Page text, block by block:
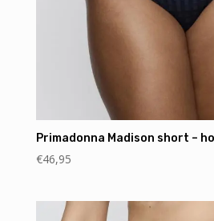
Primadonna Madison short –
€46,95